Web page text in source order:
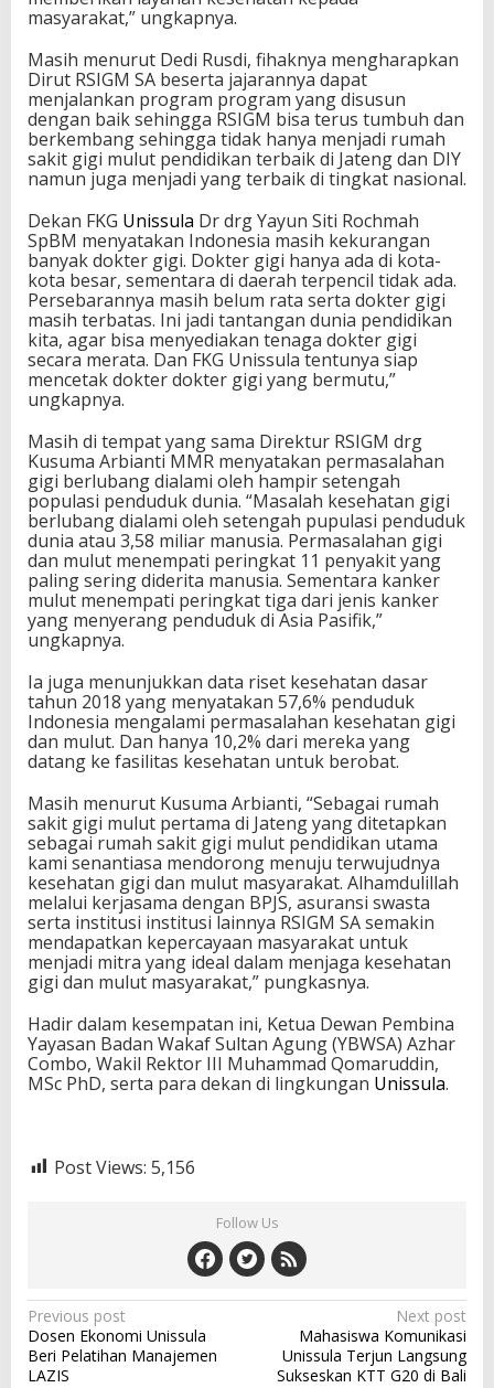
masyarakat,” ungkapnya.
Masih menurut Dedi Rusdi, fihaknya mengharapkan
Dirut RSIGM SA beserta jajarannya dapat
menjalankan program program yang disusun
dengan baik sehingga RSIGM bisa terus tumbuh dan
berkembang sehingga tidak hanya menjadi rumah
sakit gigi mulut pendidikan terbaik di Jateng dan DIY
namun juga menjadi yang terbaik di tingkat nasional.
Dekan FKG Unissula Dr drg Yayun Siti Rochmah
SpBM menyatakan Indonesia masih kekurangan
banyak dokter gigi. Dokter gigi hanya ada di kota-
kota besar, sementara di daerah terpencil tidak ada.
Persebarannya masih belum rata serta dokter gigi
masih terbatas. Ini jadi tantangan dunia pendidikan
kita, agar bisa menyediakan tenaga dokter gigi
secara merata. Dan FKG Unissula tentunya siap
mencetak dokter dokter gigi yang bermutu,”
ungkapnya.
Masih di tempat yang sama Direktur RSIGM drg
Kusuma Arbianti MMR menyatakan permasalahan
gigi berlubang dialami oleh hampir setengah
populasi penduduk dunia. “Masalah kesehatan gigi
berlubang dialami oleh setengah pupulasi penduduk
dunia atau 3,58 miliar manusia. Permasalahan gigi
dan mulut menempati peringkat 11 penyakit yang
paling sering diderita manusia. Sementara kanker
mulut menempati peringkat tiga dari jenis kanker
yang menyerang penduduk di Asia Pasifik,”
ungkapnya.
Ia juga menunjukkan data riset kesehatan dasar
tahun 2018 yang menyatakan 57,6% penduduk
Indonesia mengalami permasalahan kesehatan gigi
dan mulut. Dan hanya 10,2% dari mereka yang
datang ke fasilitas kesehatan untuk berobat.
Masih menurut Kusuma Arbianti, “Sebagai rumah
sakit gigi mulut pertama di Jateng yang ditetapkan
sebagai rumah sakit gigi mulut pendidikan utama
kami senantiasa mendorong menuju terwujudnya
kesehatan gigi dan mulut masyarakat. Alhamdulillah
melalui kerjasama dengan BPJS, asuransi swasta
serta institusi institusi lainnya RSIGM SA semakin
mendapatkan kepercayaan masyarakat untuk
menjadi mitra yang ideal dalam menjaga kesehatan
gigi dan mulut masyarakat,” pungkasnya.
Hadir dalam kesempatan ini, Ketua Dewan Pembina
Yayasan Badan Wakaf Sultan Agung (YBWSA) Azhar
Combo, Wakil Rektor III Muhammad Qomaruddin,
MSc PhD, serta para dekan di lingkungan Unissula.
Post Views: 5,156
Follow Us
Post
navigation
Previous post
Dosen Ekonomi Unissula
Beri Pelatihan Manajemen
LAZIS
Next post
Mahasiswa Komunikasi
Unissula Terjun Langsung
Sukseskan KTT G20 di Bali